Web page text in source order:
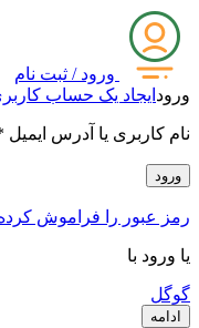
ورود / ثبت نام
ورود ایجاد یک حساب
نام کاربری یا آدرس ایمیل
ورود
رمز عبور را فراموش کرده
یا ورود با
گوگل
ادامه